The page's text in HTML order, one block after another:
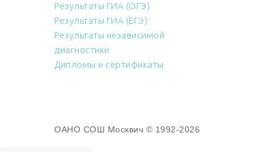
Результаты ГИА (ОГЭ)
Результаты ГИА (ЕГЭ)
Результаты независимой
диагностики
Дипломы и сертификаты
ОАНО СОШ Москвич © 1992-2026